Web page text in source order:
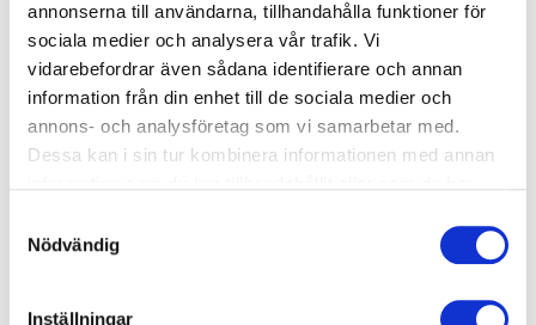
annonserna till användarna, tillhandahålla funktioner för
sociala medier och analysera vår trafik. Vi
vidarebefordrar även sådana identifierare och annan
information från din enhet till de sociala medier och
annons- och analysföretag som vi samarbetar med.
Dessa kan i sin tur kombinera informationen med annan
Nödvändig
Inställningar
Start: Tisdag 2026-08-25
Tid: 09:00-10:00
Mörbybadet
Start: Tisdag 2026-08-25